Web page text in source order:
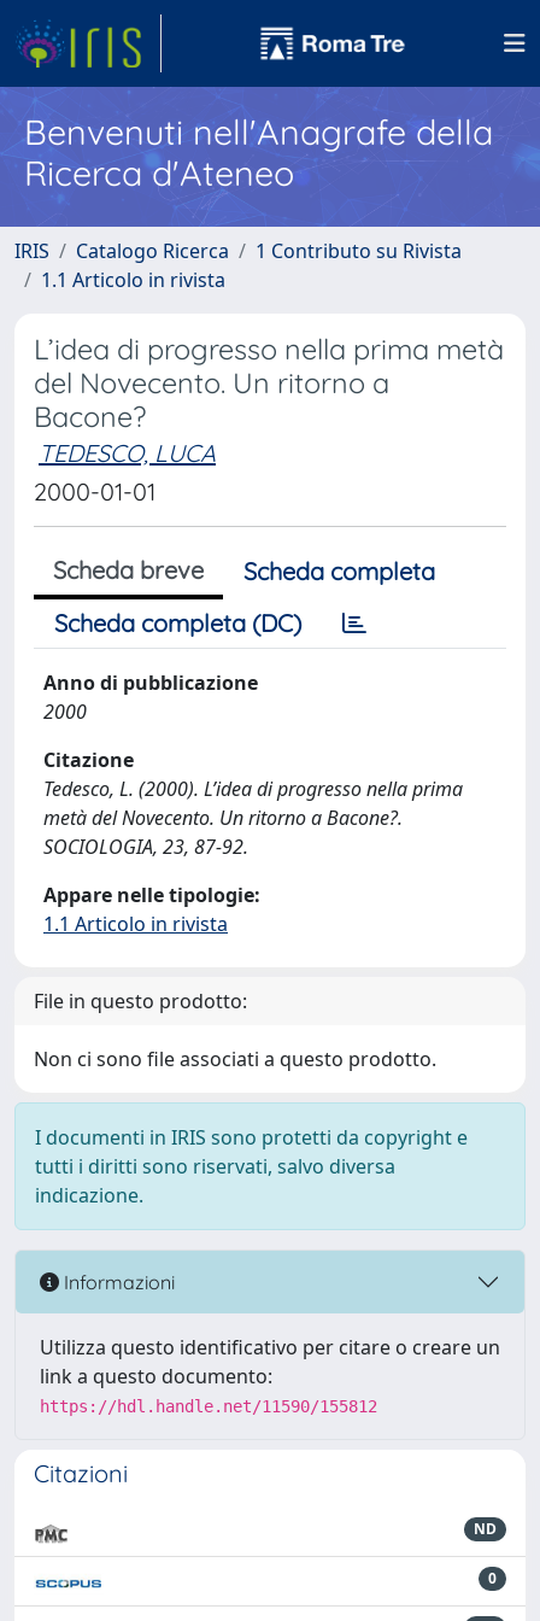
Benvenuti nell'Anagrafe della
Ricerca d'Ateneo
IRIS Catalogo Ricerca
1 Contributo su Rivista
1.1 Articolo in rivista
L’idea di progresso nella prima metà
del Novecento. Un ritorno a
Bacone?
TEDESCO, LUCA
2000-01-01
Scheda breve
Scheda completa
Scheda completa (DC)
Anno di pubblicazione
2000
Citazione
Tedesco, L. (2000). L’idea di progresso nella prima
metà del Novecento. Un ritorno a Bacone?.
SOCIOLOGIA, 23, 87-92.
Appare nelle tipologie:
1.1 Articolo in rivista
File in questo prodotto:
Non ci sono file associati a questo prodotto.
I documenti in IRIS sono protetti da copyright e
tutti i diritti sono riservati, salvo diversa
indicazione.
Informazioni
Utilizza questo identificativo per citare o creare un
link a questo documento:
https://hdl.handle.net/11590/155812
Citazioni
ND
0